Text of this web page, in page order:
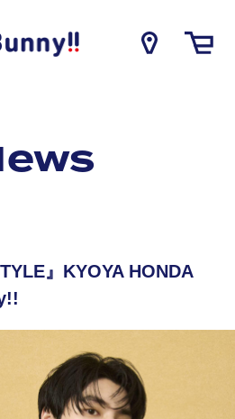
』KYOYA HONDA